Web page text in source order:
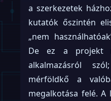
a szerkezetek
kutatók őszintén
„nem
De ez a projekt
alkalmazásról
mérföldkő a
megalkotása felé.